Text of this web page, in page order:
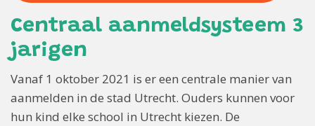
Centraal aanmeldsysteem 3
jarigen
Vanaf 1 oktober 2021 is er een centrale manier van
aanmelden in de stad Utrecht. Ouders kunnen voor
hun kind elke school in Utrecht kiezen. De